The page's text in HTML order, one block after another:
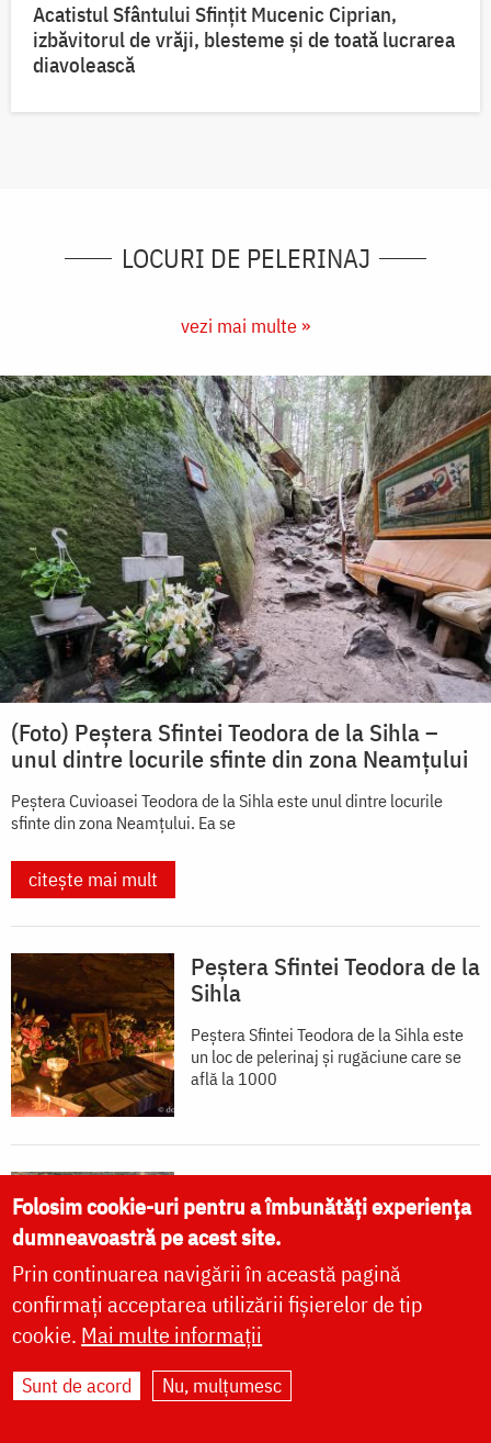
Acatistul Sfântului Sfințit Mucenic Ciprian,
izbăvitorul de vrăji, blesteme și de toată lucrarea
diavolească
LOCURI DE PELERINAJ
vezi mai multe »
(Foto) Peștera Sfintei Teodora de la Sihla –
unul dintre locurile sfinte din zona Neamțului
Peștera Cuvioasei Teodora de la Sihla este unul dintre locurile
sfinte din zona Neamțului. Ea se
citește mai mult
Peștera Sfintei Teodora de la
Sihla
Peștera Sfintei Teodora de la Sihla este
un loc de pelerinaj și rugăciune care se
află la 1000
„Tebaida” Athosului
Unul dintre cele mai impresionante
zări pelerinul ce
Folosim cookie-uri pentru a îmbunătăți experiența
dumneavoastră pe acest site.
Prin continuarea navigării în această pagină
confirmați acceptarea utilizării fișierelor de tip
cookie. Mai multe informații
Sunt de acord Nu, mulțumesc